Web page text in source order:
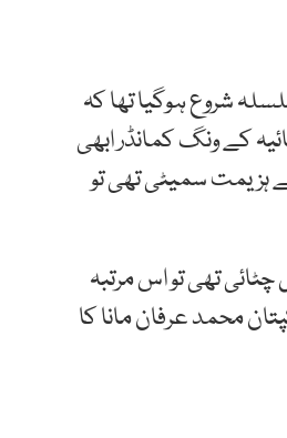
شروع ہوگیا تھا کہ
سال فروری 2019 میں بھارت کی فضائیہ کے ونگ کمانڈر ابھی
ہزیمت سمیٹی تھی تو
کو دھول چٹائی تھی تو اس مرتبہ
محمد عرفان مانا کا